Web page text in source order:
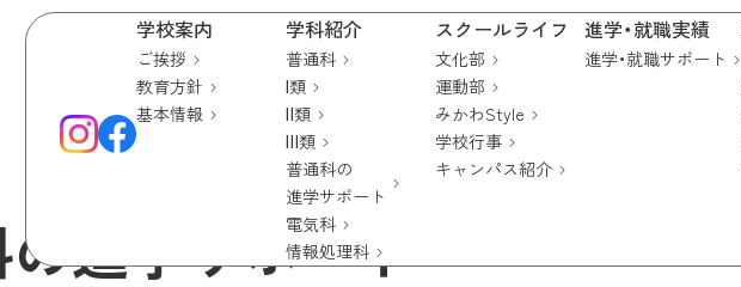
学校案内
ご挨拶
教育方針
基本情報
学科紹介
普通科
Ⅰ類
Ⅱ類
Ⅲ類
普通科の
進学サポート
電気科
情報処理科
スクールライフ
文化部
運動部
みかわStyle
学校行事
キャンパス紹介
進学・就職実績
進学・就職サポート
普通科
進学サポート